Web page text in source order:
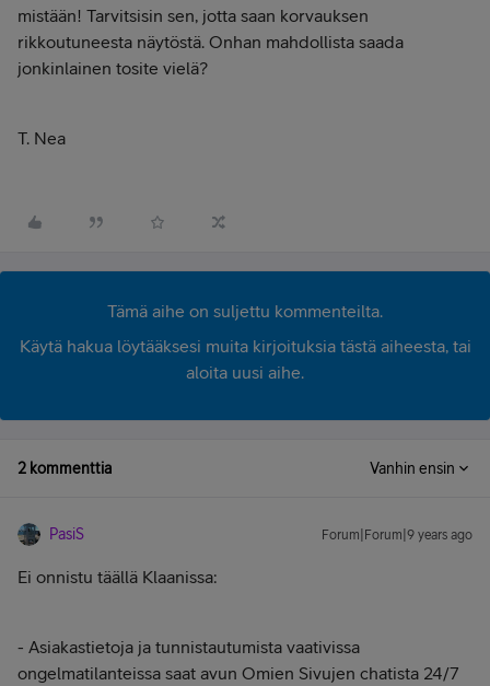
mistään! Tarvitsisin sen, jotta saan korvauksen
rikkoutuneesta näytöstä. Onhan mahdollista saada
jonkinlainen tosite vielä?
T. Nea
Tämä aihe on suljettu kommenteilta.
Käytä hakua löytääksesi muita kirjoituksia tästä aiheesta, tai
aloita uusi aihe.
2 kommenttia Vanhin ensin
PasiS Forum|Forum|9 years ago
Ei onnistu täällä Klaanissa:
- Asiakastietoja ja tunnistautumista vaativissa
ongelmatilanteissa saat avun Omien Sivujen chatista 24/7